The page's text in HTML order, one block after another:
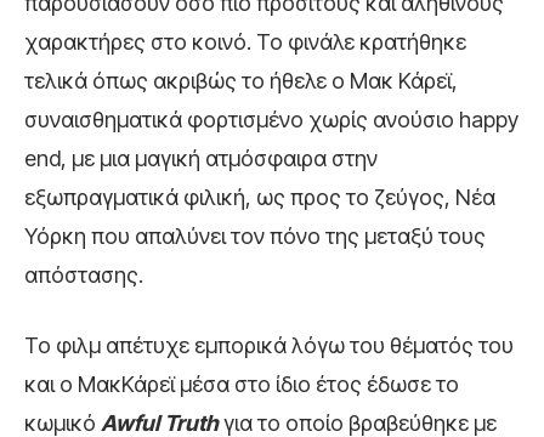
χαρακτήρες στο κοινό. Το φινάλε κρατήθηκε
τελικά όπως ακριβώς το ήθελε ο Μακ Κάρεϊ,
συναισθηματικά φορτισμένο χωρίς ανούσιο happy
end, με μια μαγική ατμόσφαιρα στην
εξωπραγματικά φιλική, ως προς το ζεύγος, Νέα
Υόρκη που απαλύνει τον πόνο της μεταξύ τους
απόστασης.
Το φιλμ απέτυχε εμπορικά λόγω του θέματός του
και ο ΜακΚάρεϊ μέσα στο ίδιο έτος έδωσε το
κωμικό Awful Truthγια το οποίο βραβεύθηκε με